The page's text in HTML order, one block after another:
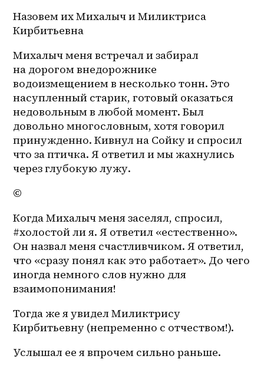
Назовем их Михалыч и Миликтриса
Кирбитьевна
Михалыч меня встречал и забирал
на дорогом внедорожнике
водоизмещением в несколько тонн. Это
насупленный старик, готовый оказаться
недовольным в любой момент. Был
довольно многословным, хотя говорил
принужденно. Кивнул на Сойку и спросил
что за птичка. Я ответил и мы жахнулись
через глубокую лужу.
©
Когда Михалыч меня заселял, спросил,
#холостой ли я. Я ответил «естественно».
Он назвал меня счастливчиком. Я ответил,
что «сразу понял как это работает». До чего
иногда немного слов нужно для
взаимопонимания!
Тогда же я увидел Миликтрису
Кирбитьевну (непременно с отчеством!).
Услышал ее я впрочем сильно раньше.